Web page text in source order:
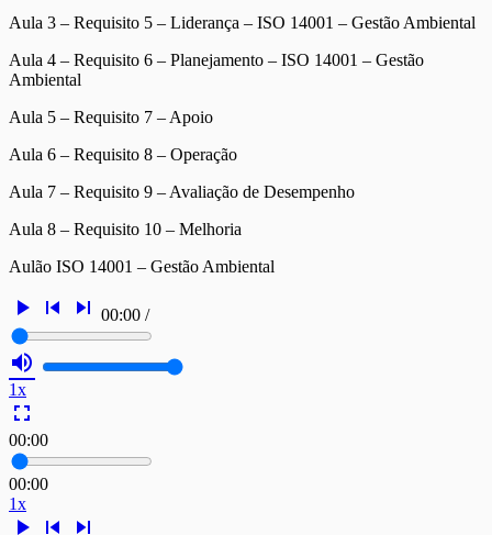
Aula 3 – Requisito 5 – Liderança – ISO 14001 – Gestão Ambiental
Aula 4 – Requisito 6 – Planejamento – ISO 14001 – Gestão
Ambiental
Aula 5 – Requisito 7 – Apoio
Aula 6 – Requisito 8 – Operação
Aula 7 – Requisito 9 – Avaliação de Desempenho
Aula 8 – Requisito 10 – Melhoria
Aulão ISO 14001 – Gestão Ambiental
play_arrow skip_previous skip_next 00:00 /
volume_up
1x
fullscreen
00:00
00:00
1x
play_arrow skip_previous skip_next